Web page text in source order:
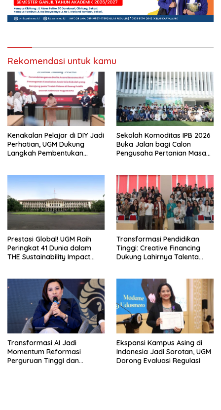
Rekomendasi untuk kamu
Kenakalan Pelajar di DIY Jadi
Perhatian, UGM Dukung
Langkah Pembentukan
Sekolah Komoditas IPB 2026
Buka Jalan bagi Calon
Pengusaha Pertanian Masa
Prestasi Global! UGM Raih
Peringkat 41 Dunia dalam
THE Sustainability Impact
Transformasi Pendidikan
Tinggi: Creative Financing
Dukung Lahirnya Talenta
Transformasi AI Jadi
Momentum Reformasi
Perguruan Tinggi dan
Ekspansi Kampus Asing di
Indonesia Jadi Sorotan, UGM
Dorong Evaluasi Regulasi